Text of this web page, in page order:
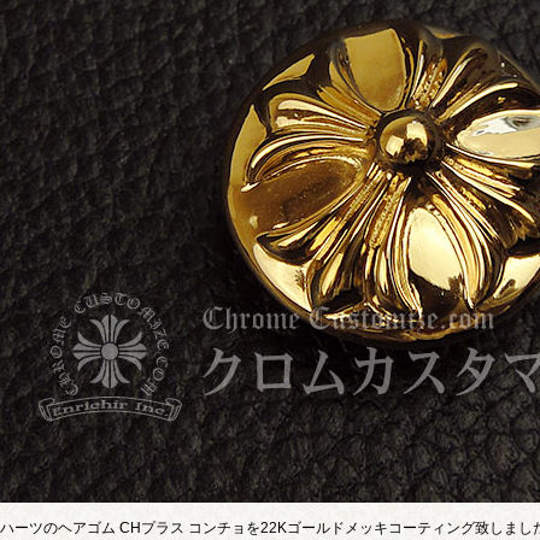
ーツのヘアゴム CHプラス コンチョを22Kゴールドメッキコーティング致しまし